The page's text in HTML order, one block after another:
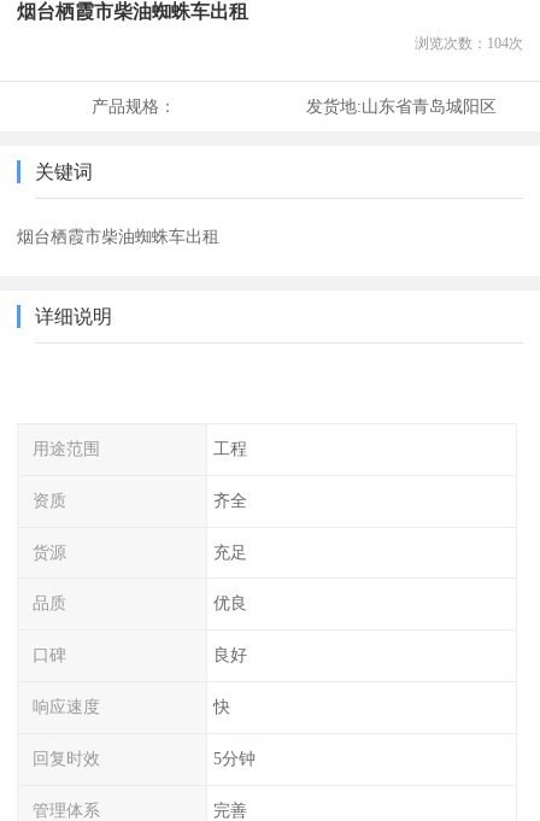
烟台栖霞市柴油蜘蛛车出租
浏览次数： 104次
产品规格： 发货地:山东省青岛城阳区
关键词
烟台栖霞市柴油蜘蛛车出租
详细说明
用途范围 工程
资质 齐全
货源 充足
品质 优良
口碑 良好
响应速度 快
回复时效 5分钟
管理体系 完善